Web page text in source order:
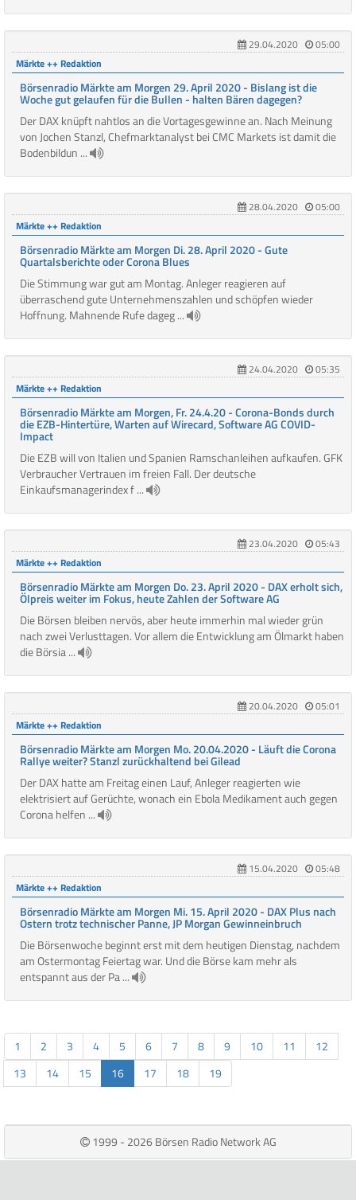
29.04.2020
05:00
Märkte ++ Redaktion
Börsenradio Märkte am Morgen 29. April 2020 - Bislang ist die
Woche gut gelaufen für die Bullen - halten Bären dagegen?
Der DAX knüpft nahtlos an die Vortagesgewinne an. Nach Meinung
von Jochen Stanzl, Chefmarktanalyst bei CMC Markets ist damit die
Bodenbildun ...
28.04.2020
05:00
Märkte ++ Redaktion
Börsenradio Märkte am Morgen Di. 28. April 2020 - Gute
Quartalsberichte oder Corona Blues
Die Stimmung war gut am Montag. Anleger reagieren auf
überraschend gute Unternehmenszahlen und schöpfen wieder
Hoffnung. Mahnende Rufe dageg ...
24.04.2020
05:35
Märkte ++ Redaktion
Börsenradio Märkte am Morgen, Fr. 24.4.20 - Corona-Bonds durch
die EZB-Hintertüre, Warten auf Wirecard, Software AG COVID-
Impact
Die EZB will von Italien und Spanien Ramschanleihen aufkaufen. GFK
Verbraucher Vertrauen im freien Fall. Der deutsche
Einkaufsmanagerindex f ...
23.04.2020
05:43
Märkte ++ Redaktion
Börsenradio Märkte am Morgen Do. 23. April 2020 - DAX erholt sich,
Ölpreis weiter im Fokus, heute Zahlen der Software AG
Die Börsen bleiben nervös, aber heute immerhin mal wieder grün
nach zwei Verlusttagen. Vor allem die Entwicklung am Ölmarkt haben
die Börsia ...
20.04.2020
05:01
Märkte ++ Redaktion
Börsenradio Märkte am Morgen Mo. 20.04.2020 - Läuft die Corona
Rallye weiter? Stanzl zurückhaltend bei Gilead
Der DAX hatte am Freitag einen Lauf, Anleger reagierten wie
elektrisiert auf Gerüchte, wonach ein Ebola Medikament auch gegen
Corona helfen ...
15.04.2020
05:48
Märkte ++ Redaktion
Börsenradio Märkte am Morgen Mi. 15. April 2020 - DAX Plus nach
Ostern trotz technischer Panne, JP Morgan Gewinneinbruch
Die Börsenwoche beginnt erst mit dem heutigen Dienstag, nachdem
am Ostermontag Feiertag war. Und die Börse kam mehr als
entspannt aus der Pa ...
1 2 3 4 5 6 7 8 9 10 11
12
13
14 15 16 17 18 19
1999 - 2026 Börsen Radio Network AG